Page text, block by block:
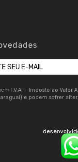
I.V.A. – Imposto ao Valor
e podem sofrer